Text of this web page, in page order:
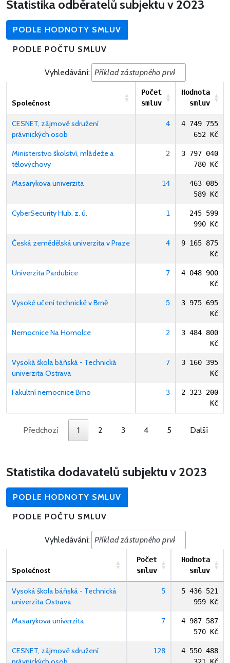
Statistika odběratelů subjektu v 2023
PODLE HODNOTY SMLUV
PODLE POČTU SMLUV
Vyhledávání:
Společnost
Počet
smluv
Hodnota
smluv
CESNET, zájmové sdružení
právnických osob
4
4 749 755
652 Kč
Ministerstvo školství, mládeže a
tělovýchovy
2
3 797 040
780 Kč
Masarykova univerzita 14
463 085
589 Kč
CyberSecurity Hub, z. ú. 1
245 599
990 Kč
Česká zemědělská univerzita v Praze 4
9 165 875
Kč
Univerzita Pardubice 7
4 048 900
Kč
Vysoké učení technické v Brně 5
3 975 695
Kč
Nemocnice Na Homolce 2
3 484 800
Kč
Vysoká škola báňská - Technická
univerzita Ostrava
7
3 160 395
Kč
Fakultní nemocnice Brno 3
2 323 200
Kč
Předchozí 1 2 3 4 5 Další
Statistika dodavatelů subjektu v 2023
PODLE HODNOTY SMLUV
PODLE POČTU SMLUV
Vyhledávání:
Společnost
Počet
smluv
Hodnota
smluv
Vysoká škola báňská - Technická
univerzita Ostrava
5
5 436 521
959 Kč
Masarykova univerzita 7
4 987 587
570 Kč
CESNET, zájmové sdružení
128
4 550 488